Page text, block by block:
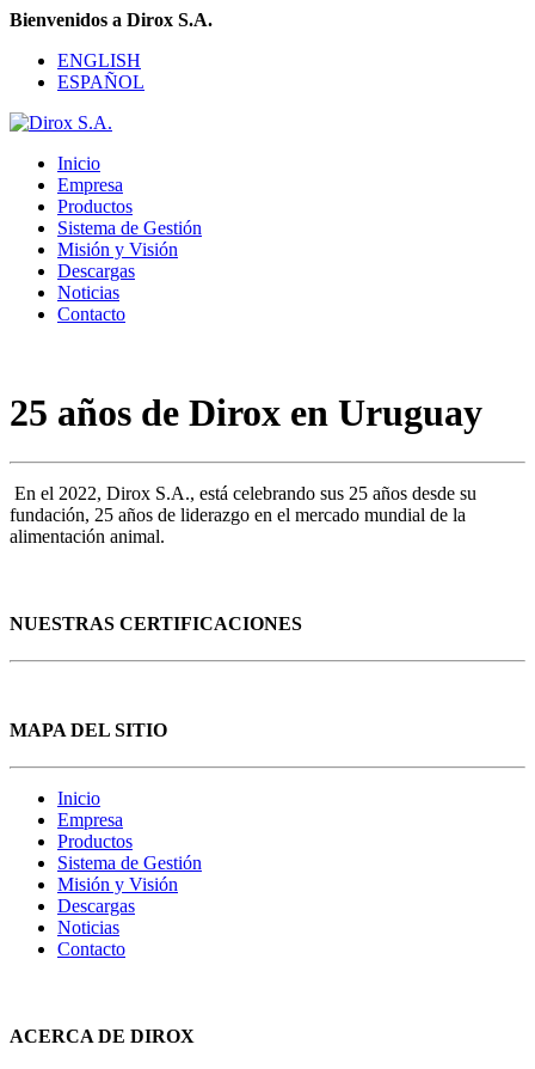
Bienvenidos a Dirox S.A.
ENGLISH
ESPAÑOL
Inicio
Empresa
Productos
Sistema de Gestión
Misión y Visión
Descargas
Noticias
Contacto
25 años de Dirox en Uruguay
En el 2022, Dirox S.A., está celebrando sus 25 años desde su
fundación, 25 años de liderazgo en el mercado mundial de la
alimentación animal.
NUESTRAS CERTIFICACIONES
MAPA DEL SITIO
Inicio
Empresa
Productos
Sistema de Gestión
Misión y Visión
Descargas
Noticias
Contacto
ACERCA DE DIROX